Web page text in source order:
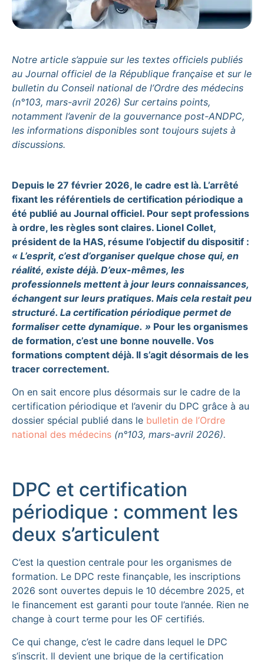
Notre article s’appuie sur les textes officiels publiés
au Journal officiel de la République française et sur le
bulletin du Conseil national de l’Ordre des médecins
(n°103, mars-avril 2026) Sur certains points,
notamment l’avenir de la gouvernance post-ANDPC,
les informations disponibles sont toujours sujets à
discussions.
Depuis le 27 février 2026, le cadre est là. L’arrêté
fixant les référentiels de certification périodique a
été publié au Journal officiel. Pour sept professions
à ordre, les règles sont claires. Lionel Collet,
président de la HAS, résume l’objectif du dispositif :
« L’esprit, c’est d’organiser quelque chose qui, en
réalité, existe déjà. D’eux-mêmes, les
professionnels mettent à jour leurs connaissances,
échangent sur leurs pratiques. Mais cela restait peu
structuré. La certification périodique permet de
formaliser cette dynamique. » Pour les organismes
de formation, c’est une bonne nouvelle. Vos
formations comptent déjà. Il s’agit désormais de les
tracer correctement.
On en sait encore plus désormais sur le cadre de la
certification périodique et l’avenir du DPC grâce à au
dossier spécial publié dans le bulletin de l’Ordre
national des médecins (n°103, mars-avril 2026).
DPC et certification
périodique : comment les
deux s’articulent
C’est la question centrale pour les organismes de
formation. Le DPC reste finançable, les inscriptions
2026 sont ouvertes depuis le 10 décembre 2025, et
le financement est garanti pour toute l’année. Rien ne
change à court terme pour les OF certifiés.
Ce qui change, c’est le cadre dans lequel le DPC
s’inscrit. Il devient une brique de la certification